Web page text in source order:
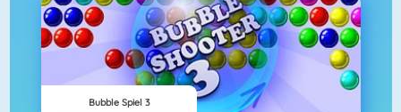
Bubble Spiel 3